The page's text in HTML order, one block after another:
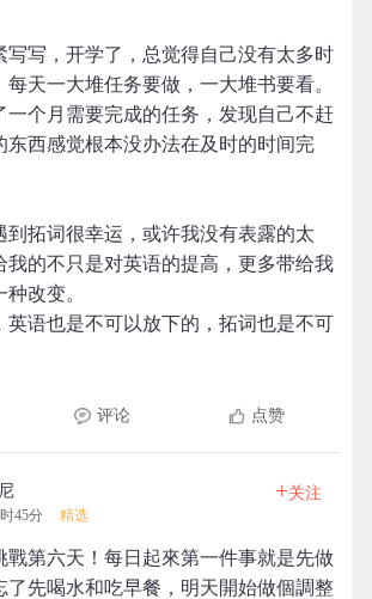
写写，开学了，总觉得自己没有太多时
每天一大堆任务要做，一大堆书要看。
一个月需要完成的任务，发现自己不赶
东西感觉根本没办法在及时的时间完
到拓词很幸运，或许我没有表露的太
我的不只是对英语的提高，更多带给我
改变。
英语也是不可以放下的，拓词也是不可
评论 点赞
45分 精选
+关注
戰第六天！每日起來第一件事就是先做
了先喝水和吃早餐，明天開始做個調整